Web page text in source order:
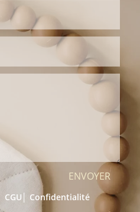
ENVOYER
CGU Confidentialité